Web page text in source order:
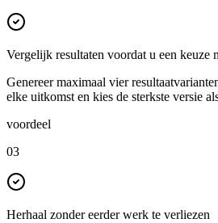
Vergelijk resultaten voordat u een keuze
Genereer maximaal vier
elke uitkomst en kies de sterkste versie
voordeel
03
Herhaal zonder eerder werk te verliezen